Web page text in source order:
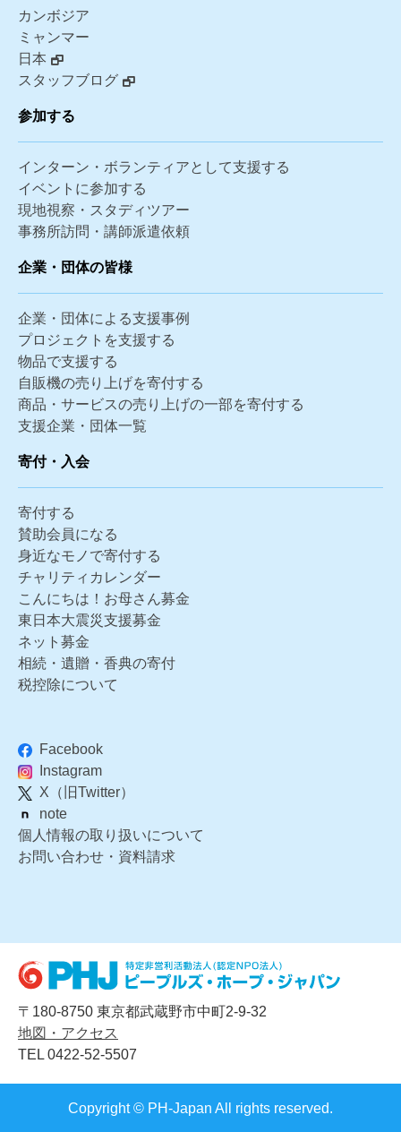
カンボジア
ミャンマー
日本
スタッフブログ
参加する
インターン・ボランティアとして支援する
イベントに参加する
現地視察・スタディツアー
事務所訪問・講師派遣依頼
企業・団体の皆様
企業・団体による支援事例
プロジェクトを支援する
物品で支援する
自販機の売り上げを寄付する
商品・サービスの売り上げの一部を寄付する
支援企業・団体一覧
寄付・入会
寄付する
賛助会員になる
身近なモノで寄付する
チャリティカレンダー
こんにちは！お母さん募金
東日本大震災支援募金
ネット募金
相続・遺贈・香典の寄付
税控除について
Facebook
Instagram
X（旧Twitter）
note
個人情報の取り扱いについて
お問い合わせ・資料請求
〒180-8750 東京都武蔵野市中町2-9-32
地図・アクセス
TEL 0422-52-5507
Copyright © PH-Japan All rights reserved.